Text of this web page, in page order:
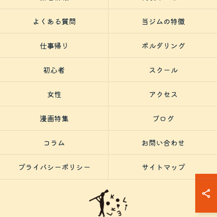
よくある質問 当ジムの特徴
仕事帰り ボルダリング
初心者 スクール
女性 アクセス
漫画特集 ブログ
コラム お問い合わせ
プライバシーポリシー サイトマップ